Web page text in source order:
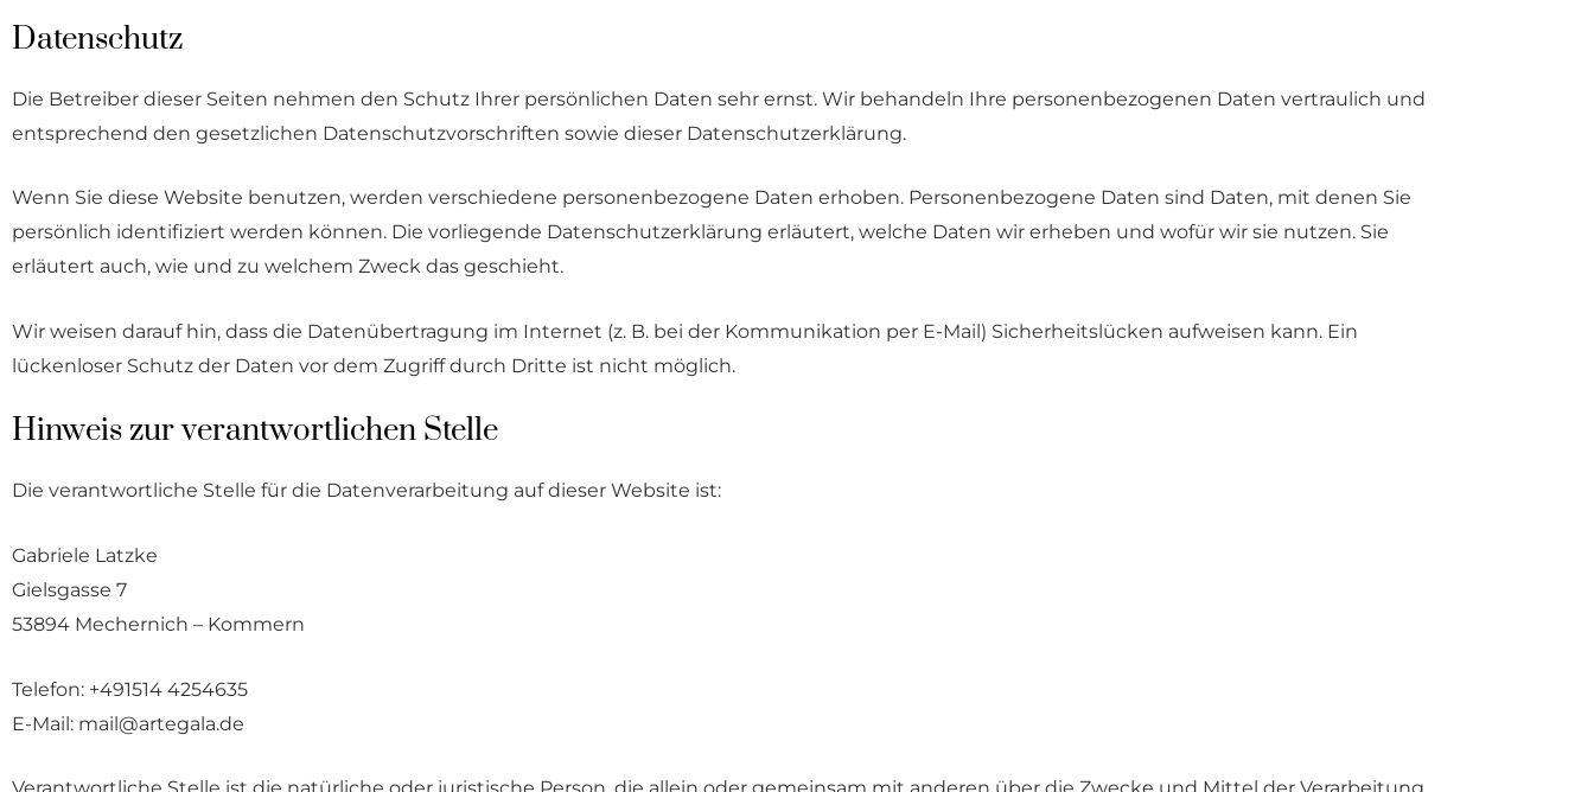
Datenschutz
Die Betreiber dieser Seiten nehmen den Schutz Ihrer persönlichen Daten sehr ernst. Wir behandeln Ihre personenbezogenen Daten vertraulich und
entsprechend den gesetzlichen Datenschutzvorschriften sowie dieser Datenschutzerklärung.
Wenn Sie diese Website benutzen, werden verschiedene personenbezogene Daten erhoben. Personenbezogene Daten sind Daten, mit denen Sie
persönlich identifiziert werden können. Die vorliegende Datenschutzerklärung erläutert, welche Daten wir erheben und wofür wir sie nutzen. Sie
erläutert auch, wie und zu welchem Zweck das geschieht.
Wir weisen darauf hin, dass die Datenübertragung im Internet (z. B. bei der Kommunikation per E-Mail) Sicherheitslücken aufweisen kann. Ein
lückenloser Schutz der Daten vor dem Zugriff durch Dritte ist nicht möglich.
Hinweis zur verantwortlichen Stelle
Die verantwortliche Stelle für die Datenverarbeitung auf dieser Website ist:
Gabriele Latzke
Gielsgasse 7
53894 Mechernich – Kommern
Telefon: +491514 4254635
E-Mail: mail@artegala.de